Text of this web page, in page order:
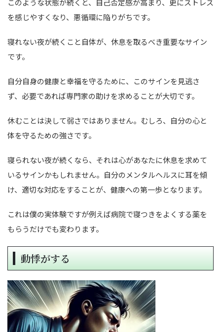
このような状態が続くと、自己否定感が高まり、更にストレス
を感じやすくなり、悪循環に陥りがちです。
寝れない夜が続くこと自体が、休息を取るべき重要なサイン
です。
自分自身の健康と幸福を守るために、このサインを見逃さ
ず、必要であれば専門家の助けを求めることが大切です。
休むことは決して弱さではありません。むしろ、自分の心と
体を守るための強さです。
寝られない夜が続くなら、それは心があなたに休息を求めて
いるサインかもしれません。自分のメンタルヘルスに耳を傾
け、適切な対応をすることが、健康への第一歩となります。
これは僕の実体験ですが例えば病院で寝つきをよくする薬を
もらうだけでも変わります。
動悸がする